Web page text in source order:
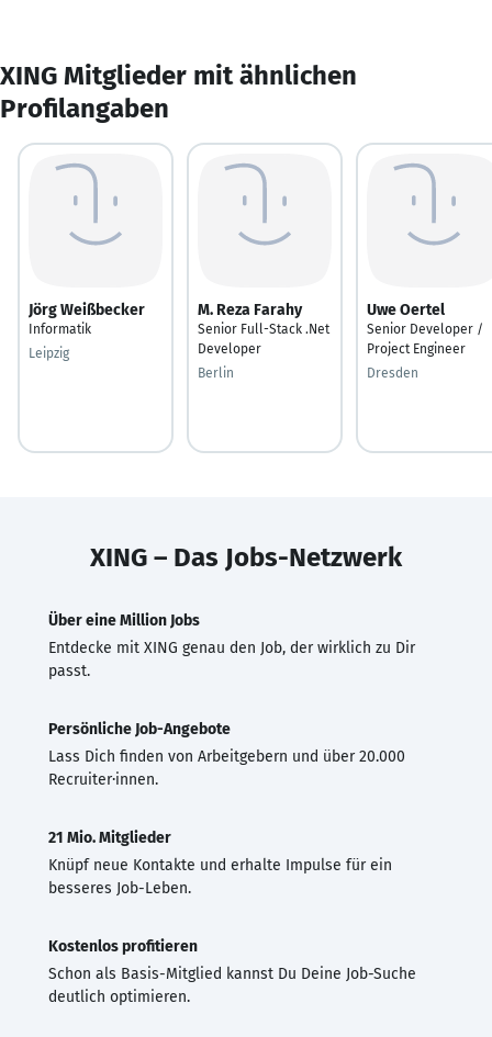
XING Mitglieder mit ähnlichen
Profilangaben
Jörg Weißbecker
Informatik
Leipzig
M. Reza Farahy
Senior Full-Stack .Net
Developer
Berlin
Uwe Oertel
Senior Developer /
Project Engineer
Dresden
XING – Das Jobs-Netzwerk
Über eine Million Jobs
Entdecke mit XING genau den Job, der wirklich zu Dir
passt.
Persönliche Job-Angebote
Lass Dich finden von Arbeitgebern und über 20.000
Recruiter·innen.
21 Mio. Mitglieder
Knüpf neue Kontakte und erhalte Impulse für ein
besseres Job-Leben.
Kostenlos profitieren
Schon als Basis-Mitglied kannst Du Deine Job-Suche
deutlich optimieren.